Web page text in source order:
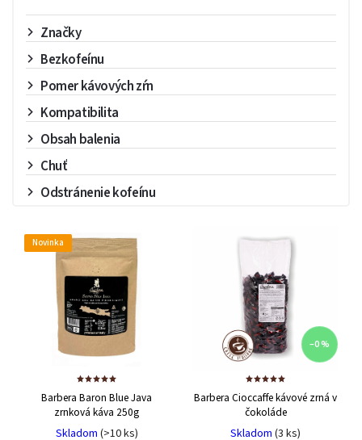
Značky
Bezkofeínu
Pomer kávových zŕn
Kompatibilita
Obsah balenia
Chuť
Odstránenie kofeínu
Novinka
Barbera Baron Blue Java
zrnková káva 250g
Skladom (>10 ks)
–0 %
Barbera Cioccaffe kávové zrná v
čokoláde
Skladom (3 ks)